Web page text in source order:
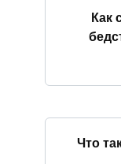
Как
Что